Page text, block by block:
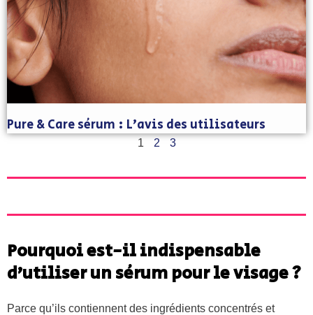
Pure & Care sérum : L’avis des utilisateurs
1 2 3
Pourquoi est-il indispensable
d’utiliser un sérum pour le visage ?
Parce qu’ils contiennent des ingrédients concentrés et